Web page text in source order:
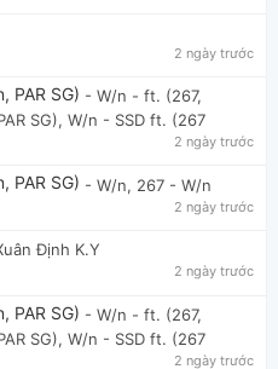
2 ngày trước
PAR SG) - W/n - ft. (267,
SG), W/n - SSD ft. (267
2 ngày trước
PAR SG) - W/n, 267 - W/n
2 ngày trước
Định K.Y
2 ngày trước
PAR SG) - W/n - ft. (267,
SG), W/n - SSD ft. (267
2 ngày trước